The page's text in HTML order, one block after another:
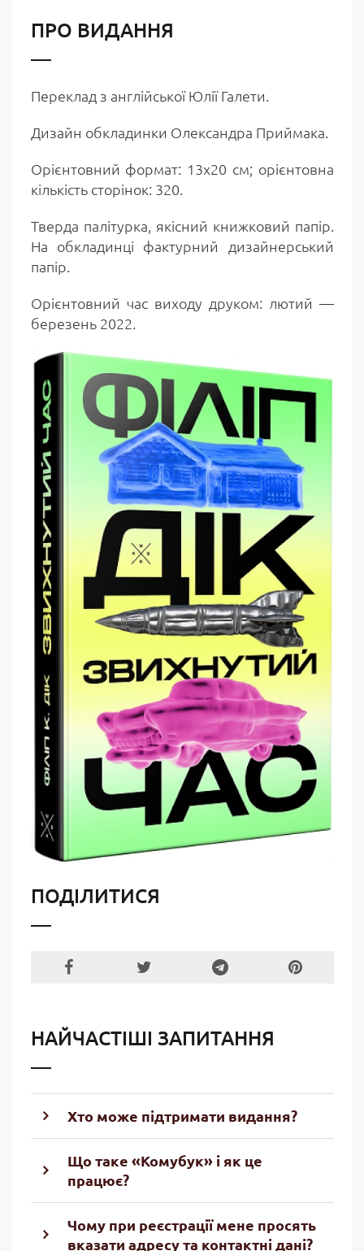
ПРО ВИДАННЯ
Переклад з англійської Юлії Галети.
Дизайн обкладинки Олександра Приймака.
Орієнтовний формат: 13х20 см; орієнтовна
кількість сторінок: 320.
Тверда палітурка, якісний книжковий папір.
На обкладинці фактурний дизайнерський
папір.
Орієнтовний час виходу друком: лютий —
березень 2022.
ПОДІЛИТИСЯ
НАЙЧАСТІШІ ЗАПИТАННЯ
Хто може підтримати видання?
Що таке «Комубук» і як це
працює?
Чому при реєстрації мене просять
вказати адресу та контактні дані?